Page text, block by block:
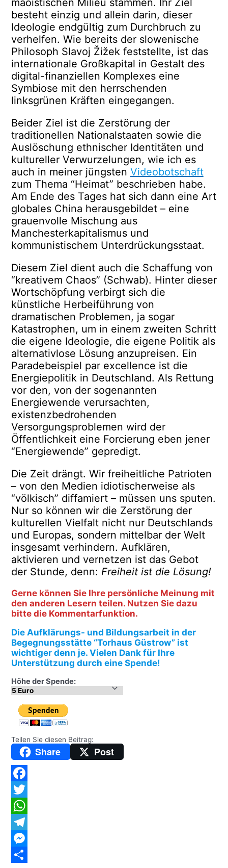
besteht einzig und allein darin, dieser
Ideologie endgültig zum Durchbruch zu
verhelfen. Wie bereits der slowenische
Philosoph Slavoj Žižek feststellte, ist das
internationale Großkapital in Gestalt des
digital-finanziellen Komplexes eine
Symbiose mit den herrschenden
linksgrünen Kräften eingegangen.
Beider Ziel ist die Zerstörung der
traditionellen Nationalstaaten sowie die
Auslöschung ethnischer Identitäten und
kultureller Verwurzelungen, wie ich es
auch in meiner jüngsten Videobotschaft
zum Thema “Heimat” beschrieben habe.
Am Ende des Tages hat sich dann eine Art
globales China herausgebildet – eine
grauenvolle Mischung aus
Manchesterkapitalismus und
kommunistischem Unterdrückungsstaat.
Diesem Ziel dient auch die Schaffung von
“kreativem Chaos” (Schwab). Hinter dieser
Wortschöpfung verbirgt sich die
künstliche Herbeiführung von
dramatischen Problemen, ja sogar
Katastrophen, um in einem zweiten Schritt
die eigene Ideologie, die eigene Politik als
alternativlose Lösung anzupreisen. Ein
Paradebeispiel par excellence ist die
Energiepolitik in Deutschland. Als Rettung
vor den, von der sogenannten
Energiewende verursachten,
existenzbedrohenden
Versorgungsproblemen wird der
Öffentlichkeit eine Forcierung eben jener
“Energiewende” gepredigt.
Die Zeit drängt. Wir freiheitliche Patrioten
– von den Medien idiotischerweise als
“völkisch” diffamiert – müssen uns sputen.
Nur so können wir die Zerstörung der
kulturellen Vielfalt nicht nur Deutschlands
und Europas, sondern mittelbar der Welt
insgesamt verhindern. Aufklären,
aktivieren und vernetzen ist das Gebot
der Stunde, denn: Freiheit ist die Lösung!
Gerne können Sie Ihre persönliche Meinung mit
den anderen Lesern teilen. Nutzen Sie dazu
bitte die Kommentarfunktion.
Die Aufklärungs- und Bildungsarbeit in der
Begegnungsstätte “Torhaus Güstrow” ist
wichtiger denn je. Vielen Dank für Ihre
Unterstützung durch eine Spende!
Höhe der Spende:
Teilen Sie diesen Beitrag:
Share Post
Facebook
Twitter
WhatsApp
Telegram
Messenger